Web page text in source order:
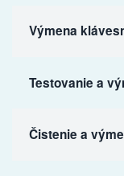
Výmena
Testovanie a
Čistenie a